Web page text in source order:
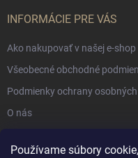
Používame súbory
INFORMÁCIE PRE VÁS
Ako nakupovať v našej e-
Všeobecné obchodné
Podmienky ochrany
O nás
NÁKUPNÝ KOŠÍK